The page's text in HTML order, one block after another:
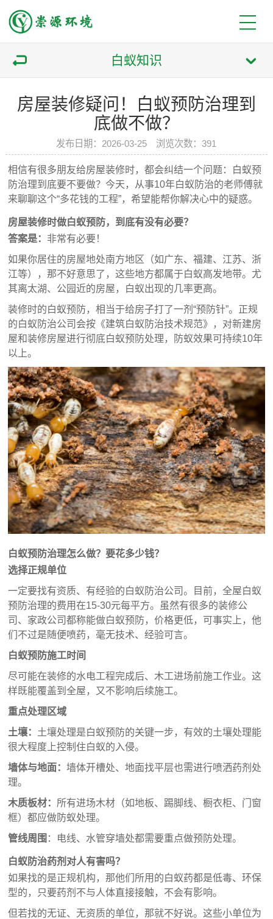
白蚁知识
房屋装修疑问！白蚁预防治理到
底做不做？
发布日期：2026-03-25 浏览次数：391
相信有很多朋友给房屋装修时，都会纠结一个问题：白蚁预
防治理到底要不要做？今天，从事10年白蚁防治的老师傅就
来聊聊这个“多花钱的工程”，希望能帮你解决心中的疑惑。
房屋装修时做白蚁预防，到底有没有必要？
答案是： 非常有必要！
如果你居住的房屋地处南方地区（如广东、福建、江苏、浙
江等），那不好意思了，这些地方都属于白蚁高发地带。尤
其离太湖、公园近的房屋，白蚁出现的几率更高。
装修时的白蚁预防，相当于给房子打了一剂“预防针”。正规
的白蚁防治公司会按《建筑白蚁防治技术规范》，对新建房
屋和装修房屋进行彻底白蚁预防处理，防蚁效果可持续10年
以上。
白蚁预防治理怎么做？要花多少钱？
选择正规单位
一定要找有资质、有经验的白蚁防治公司。目前，全屋白蚁
预防治理的费用在15-30元每平方。虽然有很多的装修公
司、家政公司都称能做白蚁预防，价格更低，可事实上，他
们不过是随便喷药，毫无技术、经验可言。
白蚁预防施工时间
尽可能在装修的水电工程完成后、木工进场前施工作业。这
样既能覆盖到全屋，又不影响后续施工。
重点处理区域
土壤： 土壤处理是白蚁预防的关键一步，有效的土壤处理能
很大程度上控制住白蚁的入侵。
墙体与地面：墙体开槽处、地面找平层也需进行喷洒药剂处
理。
木质板材： 所有进场木材（如地板、踢脚线、橱衣柜、门窗
框）都应做防蚁处理。
管线周围 ：电线、水管穿墙处都需要重点做预防处理。
白蚁防治药剂对人有害吗？
如果找的是正规机构，那他们所用的白蚁药都是低毒、环保
型的，只要药剂不与人体直接接触，不会有影响。
但若找的无证、无资质的单位，那就不好说。这些小单位为